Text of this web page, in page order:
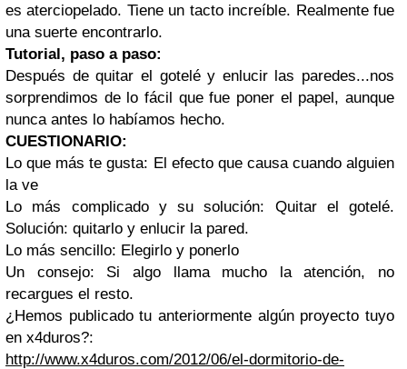
es aterciopelado. Tiene un tacto increíble. Realmente fue
una suerte encontrarlo.
Tutorial, paso a paso:
Después de quitar el gotelé y enlucir las paredes...nos
sorprendimos de lo fácil que fue poner el papel, aunque
nunca antes lo habíamos hecho.
CUESTIONARIO:
Lo que más te gusta: El efecto que causa cuando alguien
la ve
Lo más complicado y su solución: Quitar el gotelé.
Solución: quitarlo y enlucir la pared.
Lo más sencillo: Elegirlo y ponerlo
Un consejo: Si algo llama mucho la atención, no
recargues el resto.
¿Hemos publicado tu anteriormente algún proyecto tuyo
en x4duros?:
http://www.x4duros.com/2012/06/el-dormitorio-de-